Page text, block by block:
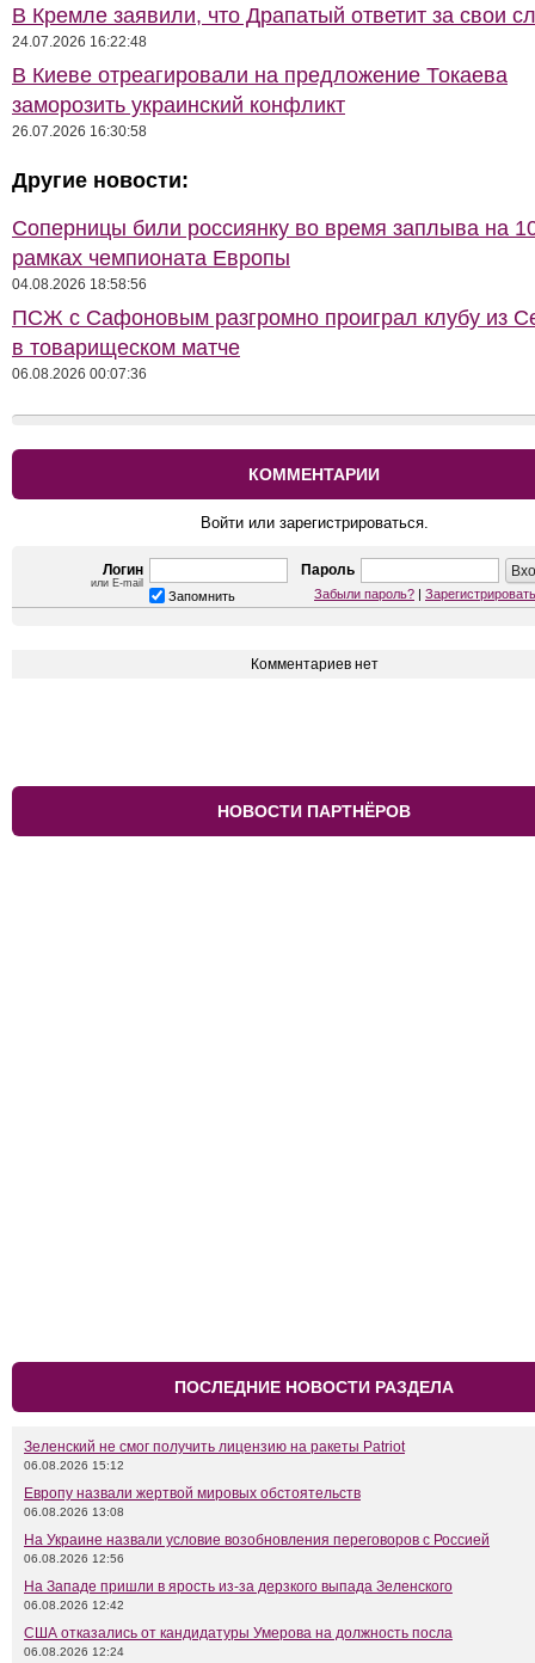
В Кремле заявили, что Драпатый ответит за свои
24.07.2026 16:22:48
В Киеве отреагировали на предложение Токаева
заморозить украинский конфликт
26.07.2026 16:30:58
Другие новости:
Соперницы били россиянку во время заплыва на
рамках чемпионата Европы
04.08.2026 18:58:56
ПСЖ с Сафоновым разгромно проиграл клубу из
в товарищеском матче
06.08.2026 00:07:36
КОММЕНТАРИИ
Войти или зарегистрироваться.
Логин
или E-mail
Пароль
Запомнить Забыли пароль? |
Комментариев нет
НОВОСТИ ПАРТНЁРОВ
ПОСЛЕДНИЕ НОВОСТИ РАЗДЕЛА
Зеленский не смог получить лицензию на ракеты Patriot
06.08.2026 15:12
Европу назвали жертвой мировых обстоятельств
06.08.2026 13:08
На Украине назвали условие возобновления переговоров с Россией
06.08.2026 12:56
На Западе пришли в ярость из-за дерзкого выпада Зеленского
06.08.2026 12:42
США отказались от кандидатуры Умерова на должность посла
06.08.2026 12:24